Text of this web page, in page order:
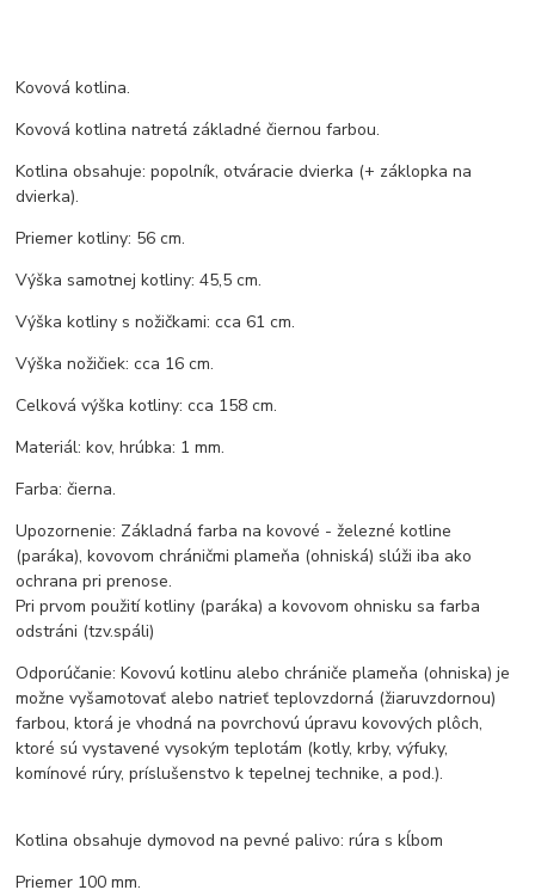
Kovová kotlina.
Kovová kotlina natretá základné čiernou farbou.
Kotlina obsahuje: popolník, otváracie dvierka (+ záklopka na
dvierka).
Priemer kotliny: 56 cm.
Výška samotnej kotliny: 45,5 cm.
Výška kotliny s nožičkami: cca 61 cm.
Výška nožičiek: cca 16 cm.
Celková výška kotliny: cca 158 cm.
Materiál: kov, hrúbka: 1 mm.
Farba: čierna.
Upozornenie: Základná farba na kovové - železné kotline
(paráka), kovovom chráničmi plameňa (ohniská) slúži iba ako
ochrana pri prenose.
Pri prvom použití kotliny (paráka) a kovovom ohnisku sa farba
odstráni (tzv.spáli)
Odporúčanie: Kovovú kotlinu alebo chrániče plameňa (ohniska) je
možne vyšamotovať alebo natrieť teplovzdorná (žiaruvzdornou)
farbou, ktorá je vhodná na povrchovú úpravu kovových plôch,
ktoré sú vystavené vysokým teplotám (kotly, krby, výfuky,
komínové rúry, príslušenstvo k tepelnej technike, a pod.).
Kotlina obsahuje dymovod na pevné palivo: rúra s kĺbom
Priemer 100 mm.